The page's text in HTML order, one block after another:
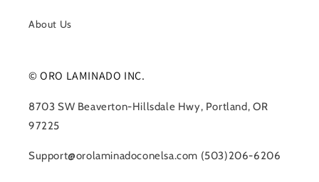
About Us
© ORO LAMINADO INC.
8703 SW Beaverton-Hillsdale Hwy, Portland, OR
97225
Support@orolaminadoconelsa.com (503)206-6206